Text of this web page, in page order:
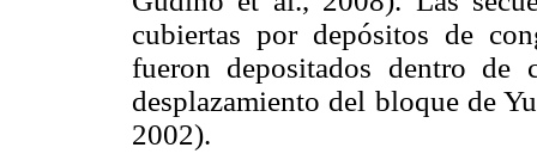
cubiertas por depósitos de
fueron depositados dentro de
desplazamiento del bloque de
2002).